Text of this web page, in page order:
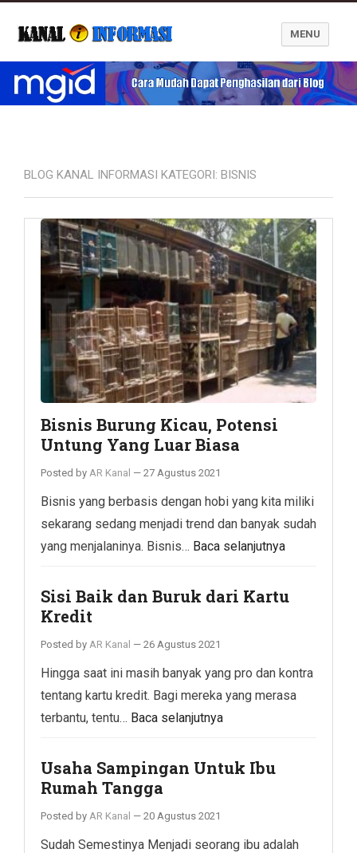
Blog Kanal Informasi
MENU
BLOG KANAL INFORMASI KATEGORI: BISNIS
Bisnis Burung Kicau, Potensi
Untung Yang Luar Biasa
Posted by AR Kanal — 27 Agustus 2021
Bisnis yang berbasis dengan hobi yang kita miliki
sekarang sedang menjadi trend dan banyak sudah
yang menjalaninya. Bisnis… Baca selanjutnya
Sisi Baik dan Buruk dari Kartu
Kredit
Posted by AR Kanal — 26 Agustus 2021
Hingga saat ini masih banyak yang pro dan kontra
tentang kartu kredit. Bagi mereka yang merasa
terbantu, tentu… Baca selanjutnya
Usaha Sampingan Untuk Ibu
Rumah Tangga
Posted by AR Kanal — 20 Agustus 2021
Sudah Semestinya Menjadi seorang ibu adalah